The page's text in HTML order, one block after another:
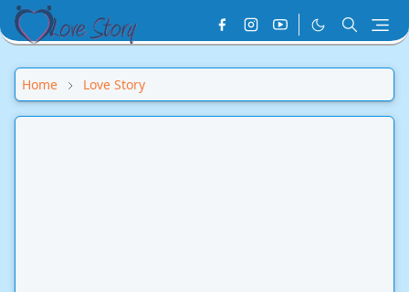
Home Love Story